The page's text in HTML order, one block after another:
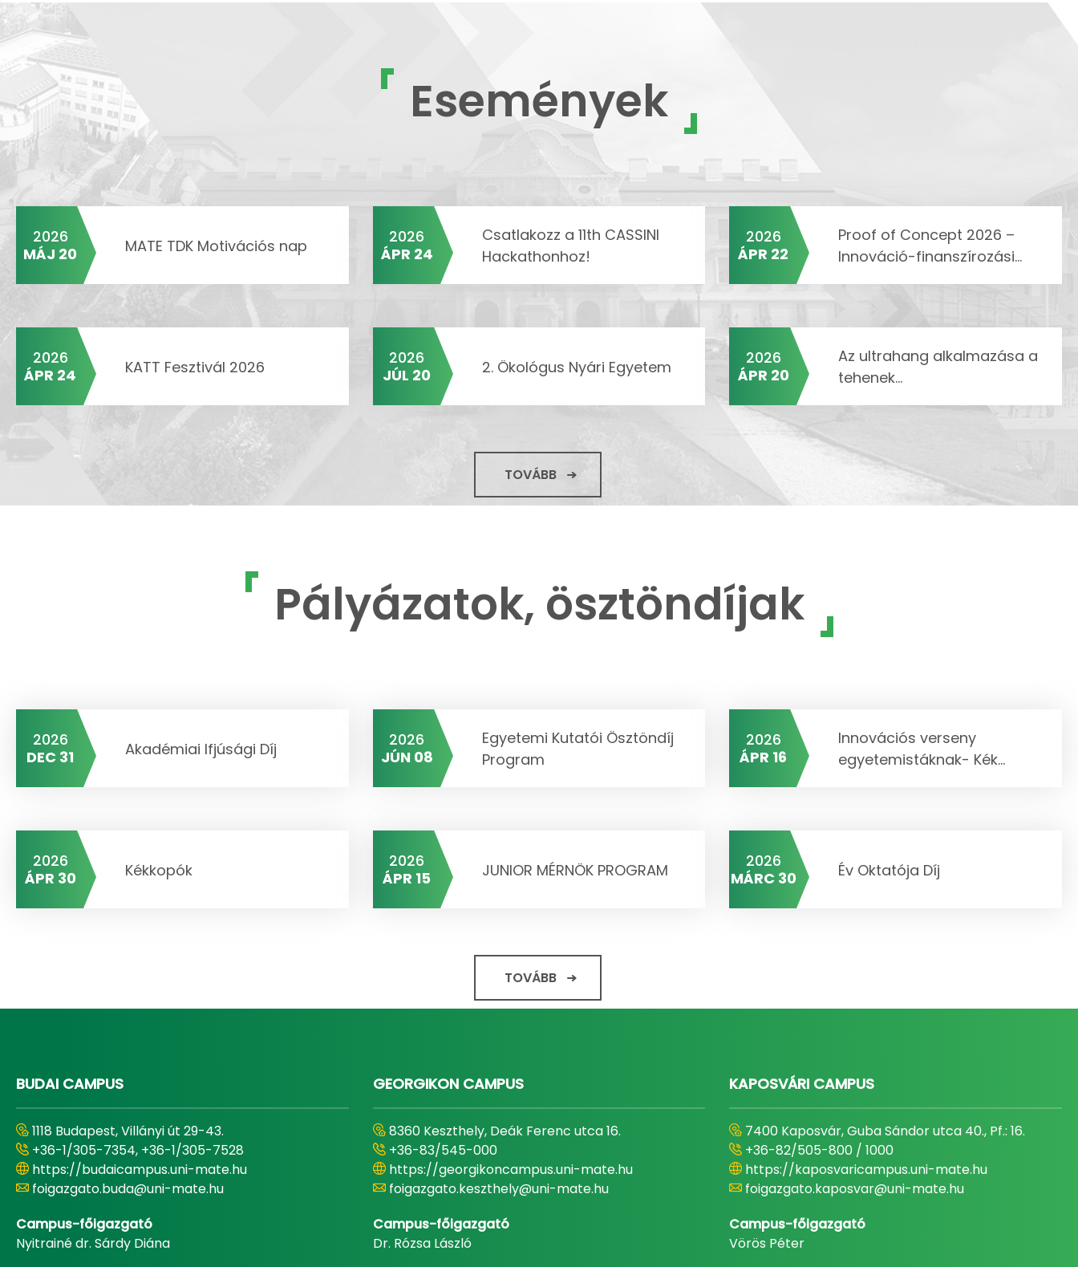
Események
2026
MÁJ 20
MATE TDK Motivációs nap
2026
ÁPR 24
Csatlakozz a 11th CASSINI
Hackathonhoz!
2026
ÁPR 22
Proof of Concept 2026 –
Innováció-finanszírozási...
2026
ÁPR 24
KATT Fesztivál 2026
2026
JÚL 20
2. Ökológus Nyári Egyetem
2026
ÁPR 20
Az ultrahang alkalmazása a
tehenek...
TOVÁBB
Pályázatok, ösztöndíjak
2026
DEC 31
Akadémiai Ifjúsági Díj
2026
JÚN 08
Egyetemi Kutatói Ösztöndíj
Program
2026
ÁPR 16
Innovációs verseny
egyetemistáknak- Kék...
2026
ÁPR 30
Kékkopók
2026
ÁPR 15
JUNIOR MÉRNÖK PROGRAM
2026
MÁRC 30
Év Oktatója Díj
TOVÁBB
BUDAI CAMPUS
1118 Budapest, Villányi út 29-43.
+36-1/305-7354, +36-1/305-7528
https://budaicampus.uni-mate.hu
foigazgato.buda@uni-mate.hu
Campus-főigazgató
Nyitrainé dr. Sárdy Diána
GEORGIKON CAMPUS
8360 Keszthely, Deák Ferenc utca 16.
+36-83/545-000
https://georgikoncampus.uni-mate.hu
foigazgato.keszthely@uni-mate.hu
Campus-főigazgató
Dr. Rózsa László
KAPOSVÁRI CAMPUS
7400 Kaposvár, Guba Sándor utca 40., Pf.: 16.
+36-82/505-800 / 1000
https://kaposvaricampus.uni-mate.hu
foigazgato.kaposvar@uni-mate.hu
Campus-főigazgató
Vörös Péter